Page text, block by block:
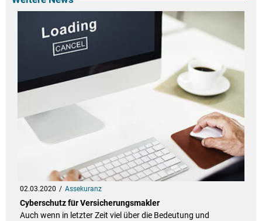
02.03.2020 Assekuranz
Cyberschutz für Versicherungsmakler
Auch wenn in letzter Zeit viel über die Bedeutung und